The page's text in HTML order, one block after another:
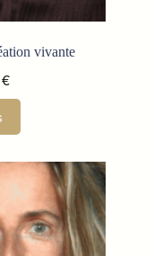
vivante
€Plage
de
26,99 €
à
249,00 €